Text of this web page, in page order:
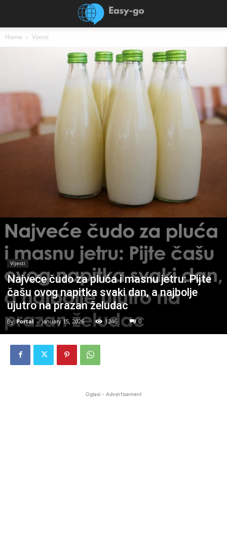
Home Vijesti
Vijesti
Najveće čudo za pluća i masnu jetru: Pijte
čašu ovog napitka svaki dan, a najbolje
ujutro na prazan želudac
By Portal - January 15, 2026 1246 0
Oglasi - Advertisement